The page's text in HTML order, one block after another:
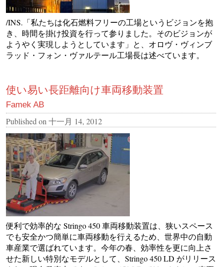
/INS.「私たちは化石燃料フリーの工場というビジョンを抱
き、時間を掛け投資を行って参りました。そのビジョンが
ようやく実現しようとしています」と、オロヴ・ヴィンブ
ラッド・フォン・ヴァルテール工場長は述べています。
使い易い長距離向け車両移動装置
Famek AB
Published on 十一月 14, 2012
便利で効率的な Stringo 450 車両移動装置は、狭いスペース
でも安全かつ簡単に車両移動を行えるため、世界中の自動
車産業で選ばれています。今年の春、効率性を更に向上さ
せた新しい特別なモデルとして、Stringo 450 LD がリリース